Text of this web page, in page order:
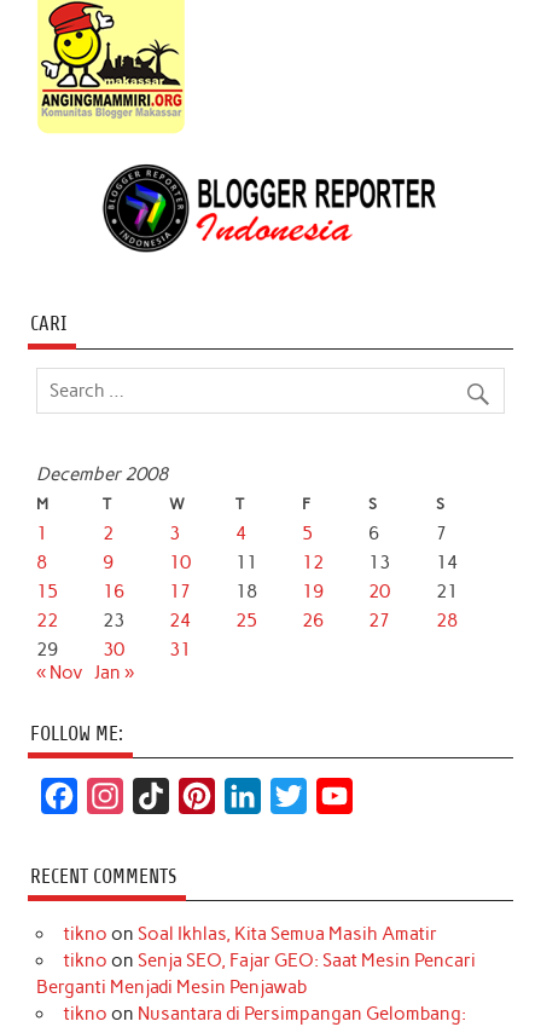
CARI
December 2008
M T W T F S S
1 2 3 4 5 6
7
8
9 10 11 12 13
14
15
16 17 18 19 20
21
22
23 24 25 26 27
28
29
30
31
« Nov Jan »
FOLLOW ME:
c
e
b
o
s
t
a
r
k
T
o
k
t
e
r
e
k
e
d
I
t
t
r
T
u
e
RECENT COMMENTS
tikno on Soal Ikhlas, Kita Semua Masih Amatir
tikno on Senja SEO, Fajar GEO: Saat Mesin Pencari
Berganti Menjadi Mesin Penjawab
tikno on Nusantara di Persimpangan Gelombang: